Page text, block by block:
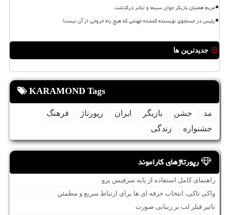
مریم همتیان بازیگر جوان سینما و تئاتر درگذشت
پلیس در جستجوی نویسنده گمشده جهنمی که هیچ راه خروجی از آن نیست!
جدیدترین ها
KARAMOND Tags
مد جشن بازیگر ایران رپورتاژ
فرهنگ
جشنواره
زندگی
رپورتاژهای کاراموند
راهنمای کامل استفاده از پایه سرفیس پرو
واکی تاکی، انتخاب حرفه ای ها برای ارتباط سریع و مطمئن
تاثیر فیلر لب بر زیبایی صورت